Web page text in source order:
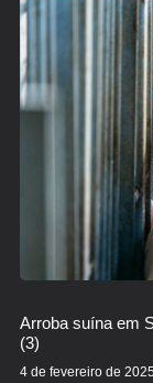
Arroba suína em
(3)
4 de fevereiro de 2025